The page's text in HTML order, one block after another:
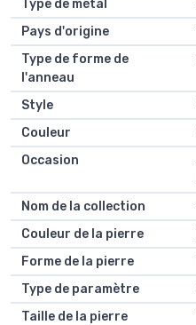
Type de métal
Pays d'origine
Type de forme de
l'anneau
Style
Couleur
Occasion
Nom de la collection
Couleur de la pierre
Forme de la pierre
Type de paramètre
Taille de la pierre